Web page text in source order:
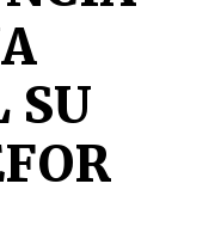
SU